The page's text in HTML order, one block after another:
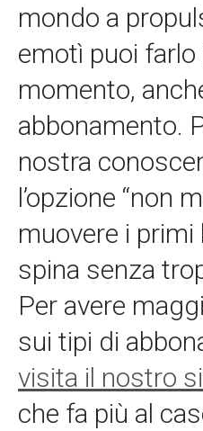
mondo a
emotì puoi farlo
momento,
abbonamento.
nostra
l’opzione “non
muovere i primi
spina senza
Per avere
sui tipi di
visita il nostro
che fa più al